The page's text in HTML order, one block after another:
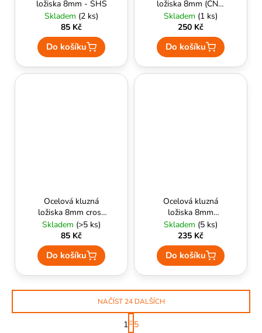
ložiska 8mm - SHS
Skladem (2 ks)
85 Kč
Do košíku
ložiska 8mm (CNC,
no cross slot) -
SHS
Skladem (1 ks)
250 Kč
Do košíku
Ocelová kluzná
ložiska 8mm cross
slot - SHS
Skladem (>5 ks)
85 Kč
Do košíku
Ocelová kluzná
ložiska 8mm
Graphite
(ULTIMATE®) - ASG
Skladem (5 ks)
235 Kč
Do košíku
NAČÍST 24 DALŠÍCH
S
t
1 5